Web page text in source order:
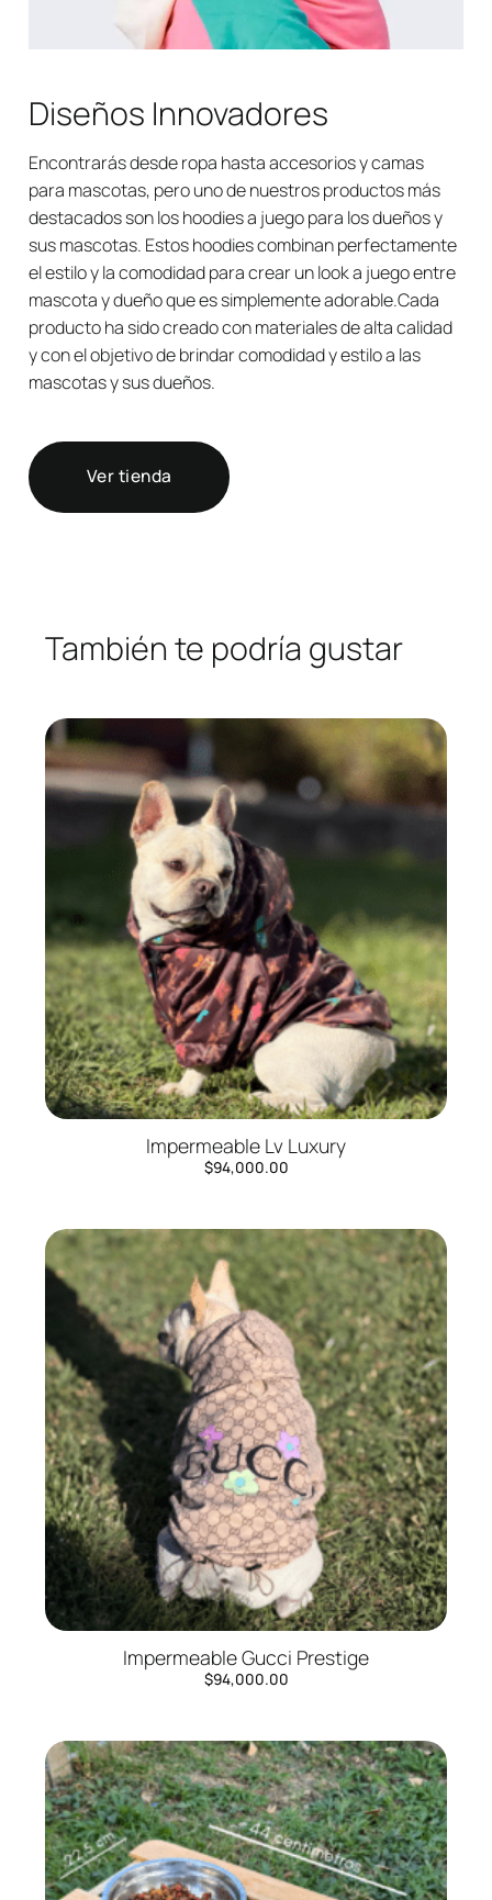
Diseños Innovadores
Encontrarás desde ropa hasta accesorios y camas
para mascotas, pero uno de nuestros productos más
destacados son los hoodies a juego para los dueños y
sus mascotas. Estos hoodies combinan perfectamente
el estilo y la comodidad para crear un look a juego entre
mascota y dueño que es simplemente adorable.Cada
producto ha sido creado con materiales de alta calidad
y con el objetivo de brindar comodidad y estilo a las
mascotas y sus dueños.
Ver tienda
También te podría gustar
Impermeable Lv Luxury
$94,000.00
Impermeable Gucci Prestige
$94,000.00